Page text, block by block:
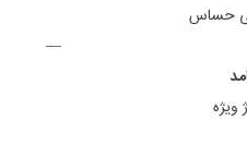
حساس
—